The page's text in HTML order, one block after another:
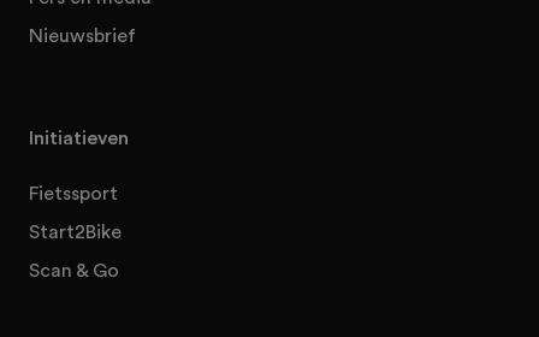
Nieuwsbrief
Initiatieven
Fietssport
Start2Bike
Scan & Go